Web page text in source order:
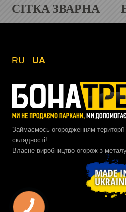
СІТКА ЗВАРНА
Займаємось огородженням
складності!
Власне виробництво огорож з металу
RU UA